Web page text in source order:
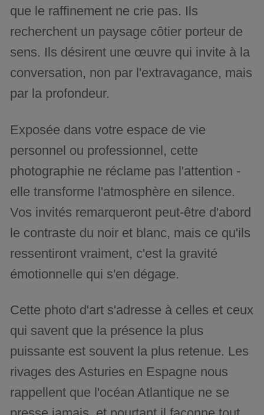
que le raffinement ne crie pas. Ils
recherchent un paysage côtier porteur de
sens. Ils désirent une œuvre qui invite à la
conversation, non par l'extravagance, mais
par la profondeur.
Exposée dans votre espace de vie
personnel ou professionnel, cette
photographie ne réclame pas l'attention -
elle transforme l'atmosphère en silence.
Vos invités remarqueront peut-être d'abord
le contraste du noir et blanc, mais ce qu'ils
ressentiront vraiment, c'est la gravité
émotionnelle qui s'en dégage.
Cette photo d'art s'adresse à celles et ceux
qui savent que la présence la plus
puissante est souvent la plus retenue. Les
rivages des Asturies en Espagne nous
rappellent que l'océan Atlantique ne se